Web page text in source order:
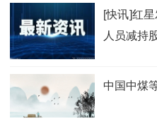
[快讯]红
人员减持
中国中煤